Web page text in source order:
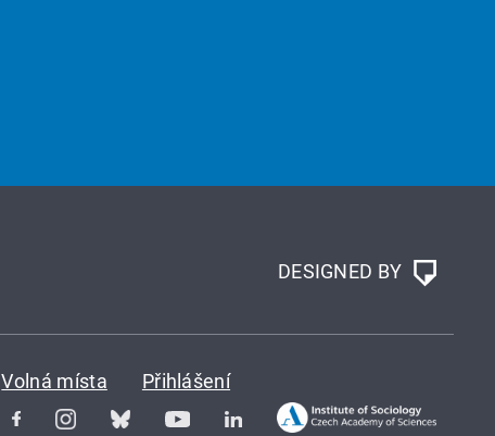
DESIGNED BY
Volná místa
Přihlášení